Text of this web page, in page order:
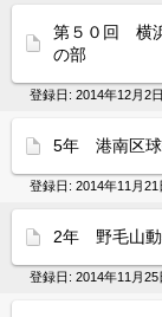
第５０回 横
の部
登録日: 2014年12月2日
5年 港南区球
登録日: 2014年11月21
2年 野毛山動
登録日: 2014年11月25